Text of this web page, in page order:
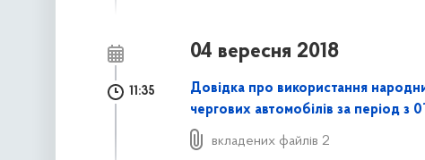
04 вересня 2018
11:35
Довідка про використання
чергових автомобілів за період з
вкладених файлів 2